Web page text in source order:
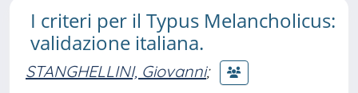
I criteri per il Typus Melancholicus:
validazione italiana.
STANGHELLINI, Giovanni;